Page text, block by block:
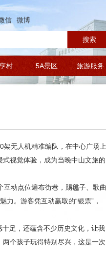
信 微博
搜索
村 5A景区 旅游服务
无人机精准编队，在中心广场上
式视觉体验，成为当晚中山文旅的
互动点位遍布街巷，踢毽子、歌曲
。游客凭互动赢取的“银票”，
足，还蕴含不少历史文化，让我
两个孩子玩得特别尽兴，这是一次